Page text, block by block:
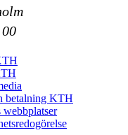
betalning KTH